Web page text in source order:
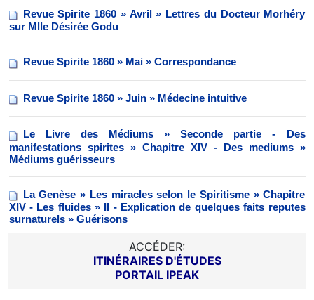
Revue Spirite 1860 » Avril » Lettres du Docteur Morhéry
sur Mlle Désirée Godu
Revue Spirite 1860 » Mai » Correspondance
Revue Spirite 1860 » Juin » Médecine intuitive
Le Livre des Médiums » Seconde partie - Des
manifestations spirites » Chapitre XIV - Des mediums »
Médiums guérisseurs
La Genèse » Les miracles selon le Spiritisme » Chapitre
XIV - Les fluides » II - Explication de quelques faits reputes
surnaturels » Guérisons
ACCÉDER:
ITINÉRAIRES D'ÉTUDES
PORTAIL IPEAK